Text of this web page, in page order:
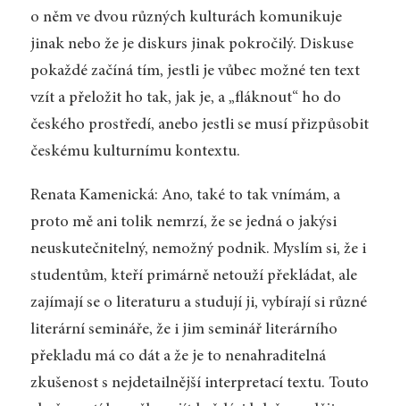
o něm ve dvou různých kulturách komunikuje
jinak nebo že je diskurs jinak pokročilý. Diskuse
pokaždé začíná tím, jestli je vůbec možné ten text
vzít a přeložit ho tak, jak je, a „fláknout“ ho do
českého prostředí, anebo jestli se musí přizpůsobit
českému kulturnímu kontextu.
Renata Kamenická: Ano, také to tak vnímám, a
proto mě ani tolik nemrzí, že se jedná o jakýsi
neuskutečnitelný, nemožný podnik. Myslím si, že i
studentům, kteří primárně netouží překládat, ale
zajímají se o literaturu a studují ji, vybírají si různé
literární semináře, že i jim seminář literárního
překladu má co dát a že je to nenahraditelná
zkušenost s nejdetailnější interpretací textu. Touto